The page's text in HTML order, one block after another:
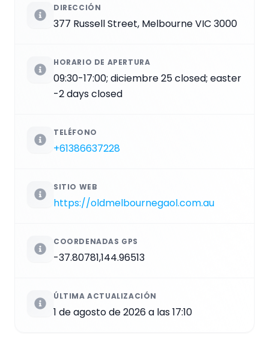
DIRECCIÓN
377 Russell Street, Melbourne VIC 3000
HORARIO DE APERTURA
09:30-17:00; diciembre 25 closed; easter
-2 days closed
TELÉFONO
+61386637228
SITIO WEB
https://oldmelbournegaol.com.au
COORDENADAS GPS
-37.80781,144.96513
ÚLTIMA ACTUALIZACIÓN
1 de agosto de 2026 a las 17:10